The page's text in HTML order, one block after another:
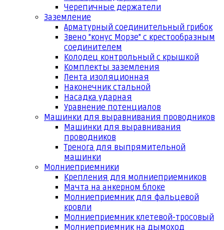
Черепичные держатели
Заземление
Арматурный соединительный грибок
Звено "конус Морзе" с крестообразным
соединителем
Колодец контрольный с крышкой
Комплекты заземления
Лента изоляционная
Наконечник стальной
Насадка ударная
Уравнение потенциалов
Машинки для выравнивания проводников
Машинки для выравнивания
проводников
Тренога для выпрямительной
машинки
Молниеприемники
Крепления для молниеприемников
Мачта на анкерном блоке
Молниеприемник для фальцевой
кровли
Молниеприемник клетевой-тросовый
Молниеприемник на дымоход